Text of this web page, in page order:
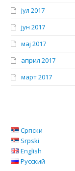
јул 2017
јун 2017
мај 2017
април 2017
март 2017
Српски
Srpski
English
Русский